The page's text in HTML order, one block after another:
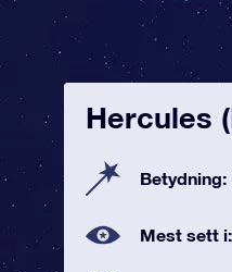
Hercules
Betydning:
Mest sett i: